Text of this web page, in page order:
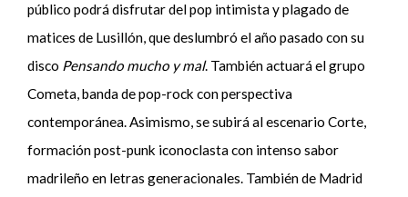
público podrá disfrutar del pop intimista y plagado de
matices de Lusillón, que deslumbró el año pasado con su
disco Pensando mucho y mal. También actuará el grupo
Cometa, banda de pop-rock con perspectiva
contemporánea. Asimismo, se subirá al escenario Corte,
formación post-punk iconoclasta con intenso sabor
madrileño en letras generacionales. También de Madrid